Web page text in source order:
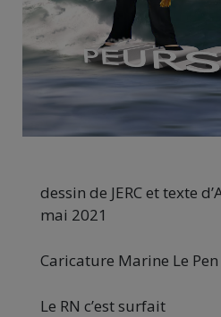
dessin de JERC et texte
mai 2021
Caricature Marine Le Pen
Le RN c’est surfait